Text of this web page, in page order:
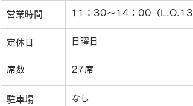
営業時間 11：30〜14：00（
定休日 日曜日
席数 27席
駐車場 ​なし